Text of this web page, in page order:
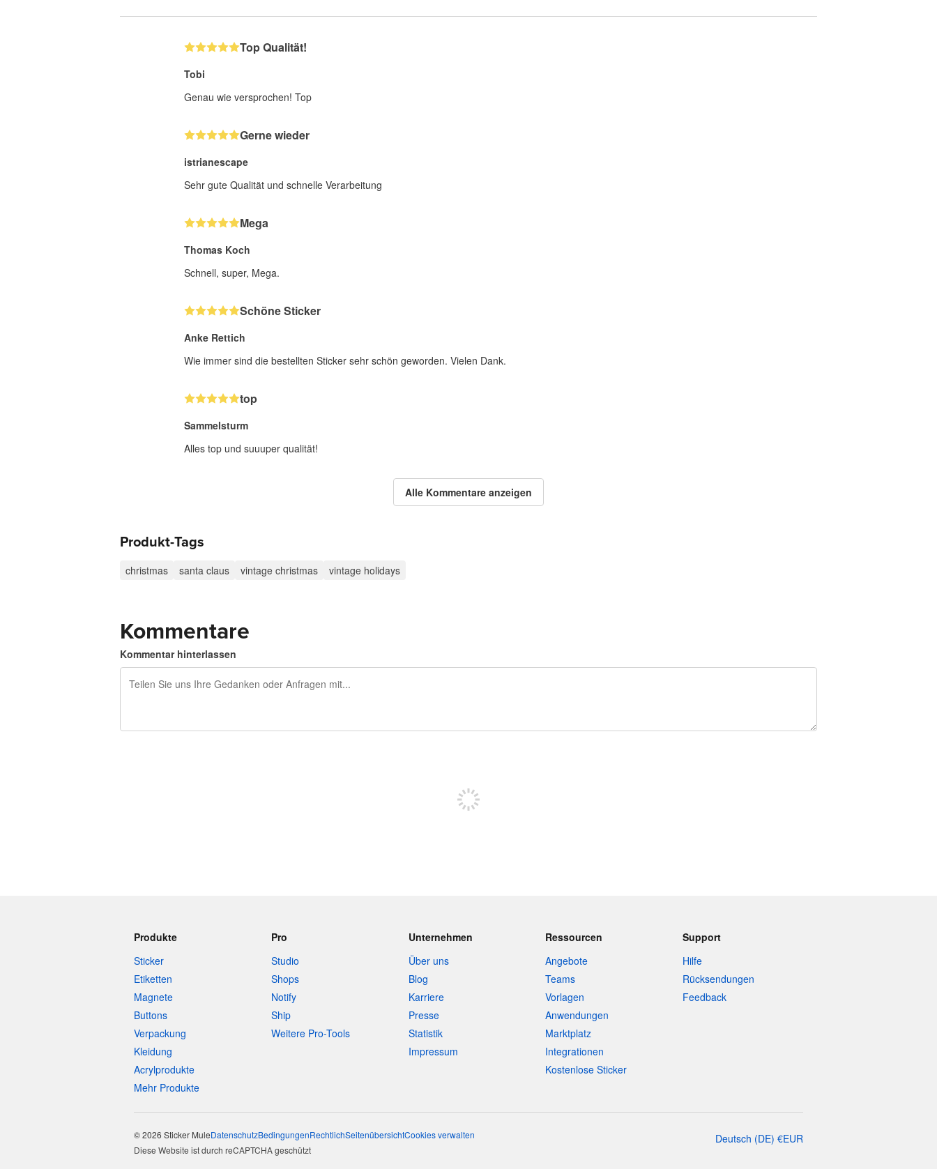
Top Qualität!
Tobi
Genau wie versprochen! Top
Gerne wieder
istrianescape
Sehr gute Qualität und schnelle Verarbeitung
Mega
Thomas Koch
Schnell, super, Mega.
Schöne Sticker
Anke Rettich
Wie immer sind die bestellten Sticker sehr schön geworden. Vielen Dank.
top
Sammelsturm
Alles top und suuuper qualität!
Alle Kommentare anzeigen
Produkt-Tags
christmas santa claus vintage christmas vintage holidays
Kommentare
Kommentar hinterlassen
Produkte
Sticker
Etiketten
Magnete
Buttons
Verpackung
Kleidung
Acrylprodukte
Mehr Produkte
Pro
Studio
Shops
Notify
Ship
Weitere Pro-Tools
Unternehmen
Über uns
Blog
Karriere
Presse
Statistik
Impressum
Ressourcen
Angebote
Teams
Vorlagen
Anwendungen
Marktplatz
Integrationen
Kostenlose Sticker
Support
Hilfe
Rücksendungen
Feedback
© 2026 Sticker MuleDatenschutzBedingungenRechtlichSeitenübersichtCookies verwalten Deutsch (DE) €EUR
Diese Website ist durch reCAPTCHA geschützt